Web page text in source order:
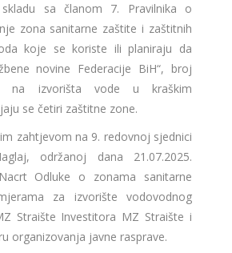
sa članom 7. Pravilnika o
zona sanitarne zaštite i zaštitnih
koje se koriste ili planiraju da
novine Federacije BiH“, broj
na izvorišta vode u kraškim
se četiri zaštitne zone.
zahtjevom na 9. redovnoj sjednici
održanoj dana 21.07.2025.
Odluke o zonama sanitarne
za izvorište vodovodnog
Straište Investitora MZ Straište i
organizovanja javne rasprave.